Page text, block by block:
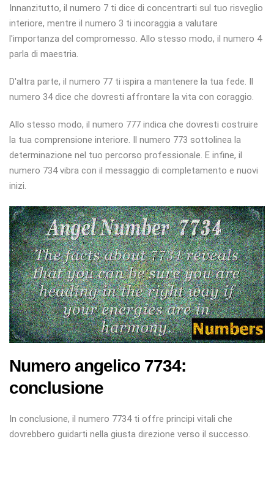
Innanzitutto, il numero 7 ti dice di concentrarti sul tuo risveglio
interiore, mentre il numero 3 ti incoraggia a valutare
l'importanza del compromesso. Allo stesso modo, il numero 4
parla di maestria.
D'altra parte, il numero 77 ti ispira a mantenere la tua fede. Il
numero 34 dice che dovresti affrontare la vita con coraggio.
Allo stesso modo, il numero 777 indica che dovresti costruire
la tua comprensione interiore. Il numero 773 sottolinea la
determinazione nel tuo percorso professionale. E infine, il
numero 734 vibra con il messaggio di completamento e nuovi
inizi.
Numero angelico 7734:
conclusione
In conclusione, il numero 7734 ti offre principi vitali che
dovrebbero guidarti nella giusta direzione verso il successo.